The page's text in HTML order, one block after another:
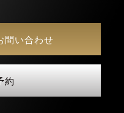
問い合わせ
約